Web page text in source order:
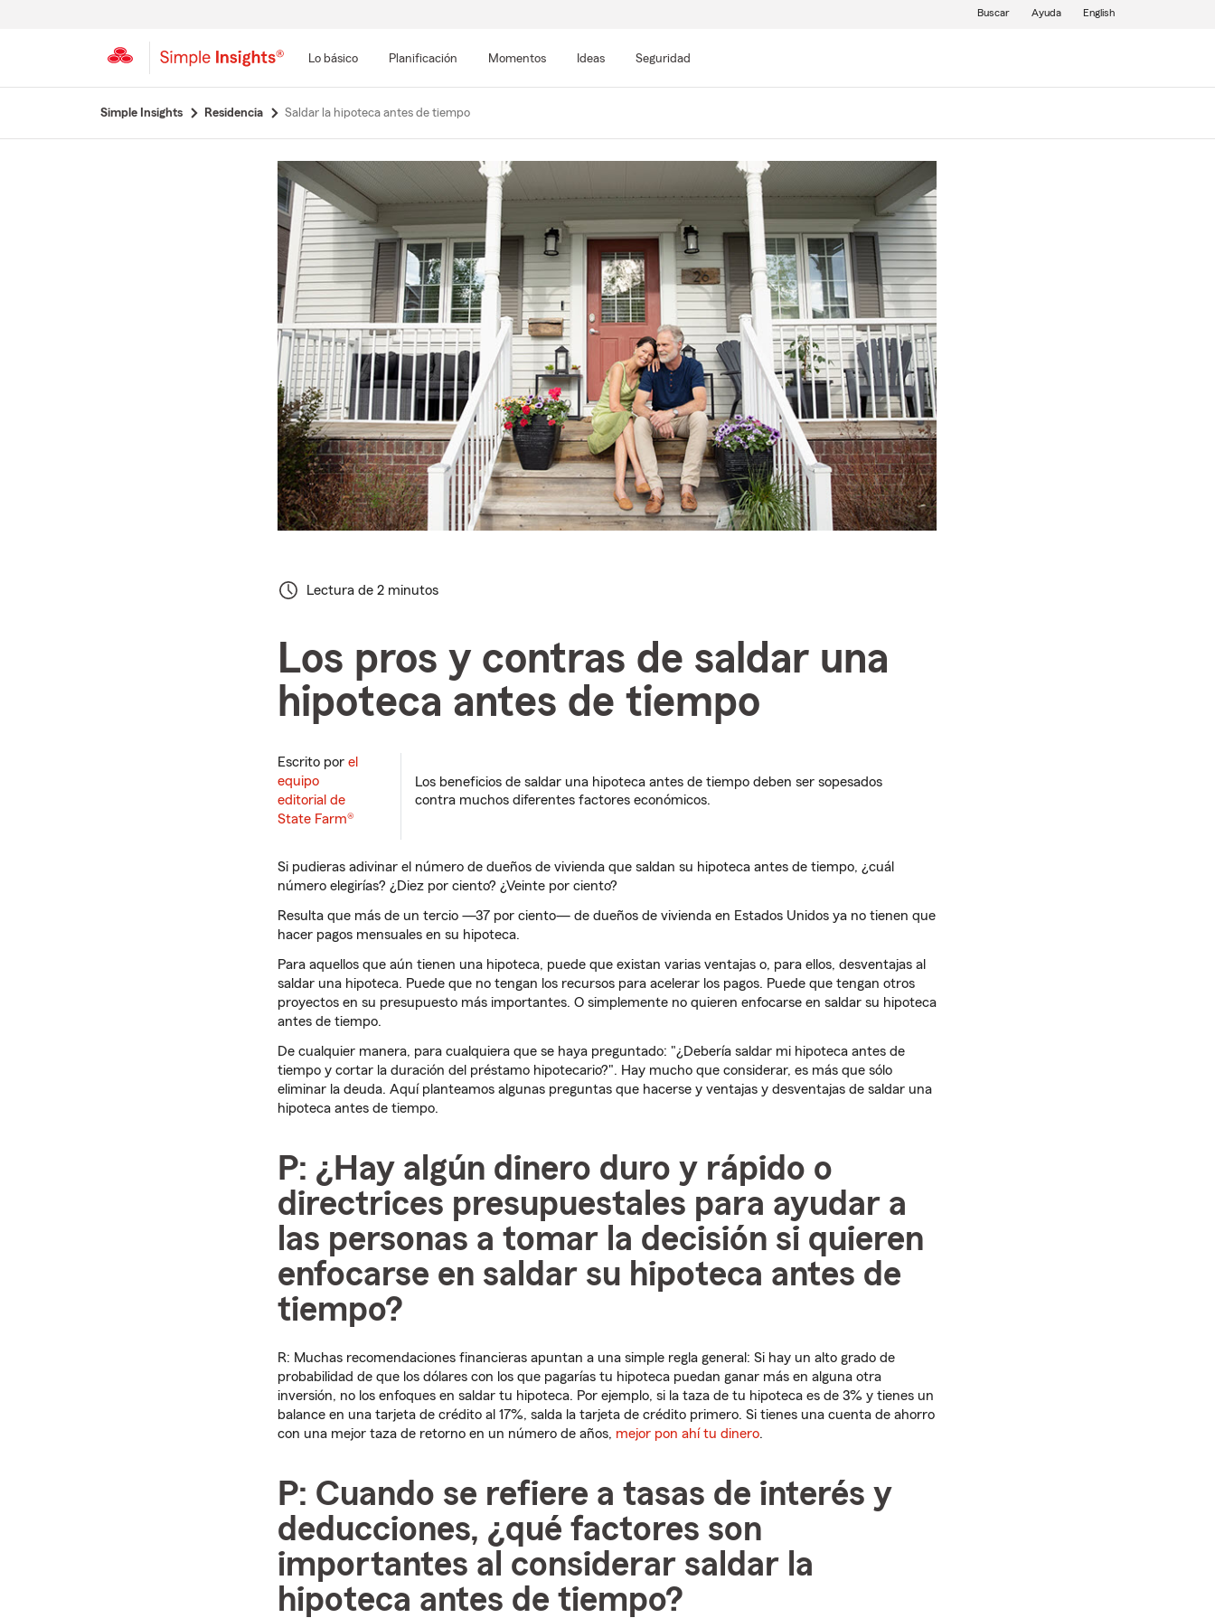
Lo básico Planificación Momentos Ideas Seguridad
Buscar Ayuda English
Simple Insights Residencia Saldar la hipoteca antes de tiempo
Lectura de 2 minutos
Los pros y contras de saldar una
hipoteca antes de tiempo
Escrito por el
equipo
editorial de
State Farm®
Los beneficios de saldar una hipoteca antes de tiempo deben ser sopesados
contra muchos diferentes factores económicos.
Si pudieras adivinar el número de dueños de vivienda que saldan su hipoteca antes de tiempo, ¿cuál
número elegirías? ¿Diez por ciento? ¿Veinte por ciento?
Resulta que más de un tercio —37 por ciento— de dueños de vivienda en Estados Unidos ya no tienen que
hacer pagos mensuales en su hipoteca.
Para aquellos que aún tienen una hipoteca, puede que existan varias ventajas o, para ellos, desventajas al
saldar una hipoteca. Puede que no tengan los recursos para acelerar los pagos. Puede que tengan otros
proyectos en su presupuesto más importantes. O simplemente no quieren enfocarse en saldar su hipoteca
antes de tiempo.
De cualquier manera, para cualquiera que se haya preguntado: "¿Debería saldar mi hipoteca antes de
tiempo y cortar la duración del préstamo hipotecario?". Hay mucho que considerar, es más que sólo
eliminar la deuda. Aquí planteamos algunas preguntas que hacerse y ventajas y desventajas de saldar una
hipoteca antes de tiempo.
P: ¿Hay algún dinero duro y rápido o
directrices presupuestales para ayudar a
las personas a tomar la decisión si quieren
enfocarse en saldar su hipoteca antes de
tiempo?
R: Muchas recomendaciones financieras apuntan a una simple regla general: Si hay un alto grado de
probabilidad de que los dólares con los que pagarías tu hipoteca puedan ganar más en alguna otra
inversión, no los enfoques en saldar tu hipoteca. Por ejemplo, si la taza de tu hipoteca es de 3% y tienes un
balance en una tarjeta de crédito al 17%, salda la tarjeta de crédito primero. Si tienes una cuenta de ahorro
con una mejor taza de retorno en un número de años, mejor pon ahí tu dinero.
P: Cuando se refiere a tasas de interés y
deducciones, ¿qué factores son
importantes al considerar saldar la
hipoteca antes de tiempo?